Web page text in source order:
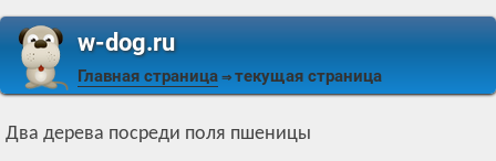
w-dog.ru
Главная страница ⇒ текущая страница
Два дерева посреди поля пшеницы